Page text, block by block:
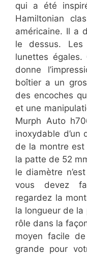
qui a été
Hamiltonian
américaine. Il a
le dessus.
lunettes
donne
boîtier a un
des encoches
et une
Murph Auto
inoxydable
de la montre
la patte de 52
le diamètre
vous devez
regardez la
la longueur de
rôle dans la
moyen facile
grande pour